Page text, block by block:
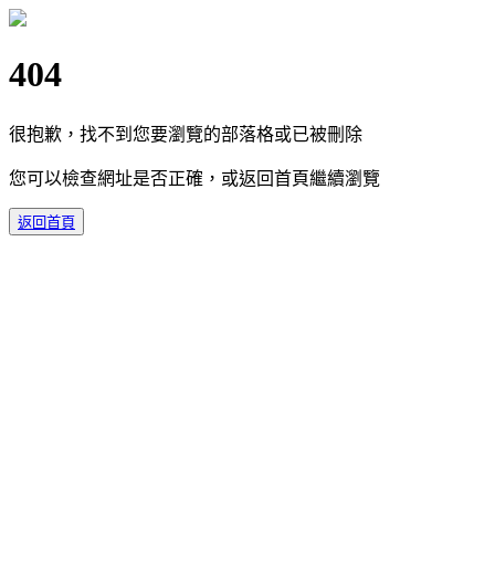
404
很抱歉，找不到您要瀏覽的部落格或已被刪除
您可以檢查網址是否正確，或返回首頁繼續瀏覽
返回首頁